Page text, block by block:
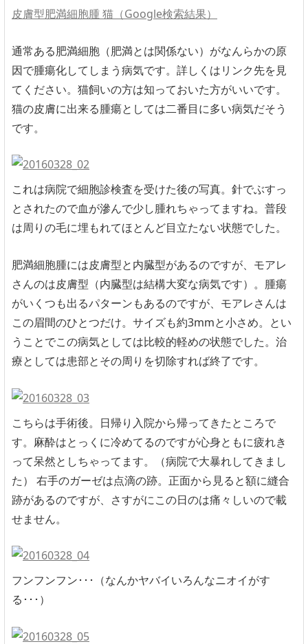
皮膚型肥満細胞腫 猫（Google検索結果）
通常ある肥満細胞（肥満とは関係ない）がなんらかの原
因で腫瘍化してしまう病気です。詳しくはリンク先を見
てください。猫飼いの方は知っておいた方がいいです。
猫の皮膚に出来る腫瘍としては二番目に多い病気だそう
です。
これは病院で細胞診検査を受けた後の写真。針でぶすっ
とされたので血が滲んで少し腫れちゃってますね。普段
は周りの毛に埋もれてほとんど目立たない状態でした。
肥満細胞腫には皮膚型と内臓型があるのですが、モアレ
さんのは皮膚型（内臓型は結構大変な病気です）。腫瘍
がいくつも出るパターンもあるのですが、モアレさんは
この眉間のひとつだけ。サイズも約3mmと小さめ。とい
うことでこの病気としては比較的軽めの状態でした。治
療としては患部とその周りを切除すれば終了です。
こちらは手術後。日帰り入院から帰ってきたところで
す。麻酔はとっくに冷めてるのですが心身ともに疲れき
って呆然としちゃってます。（病院で大暴れしてきまし
た） 右手のガーゼは点滴の跡。正面から見ると額に縫合
跡があるのですが、さすがにこの日のは痛々しいので載
せません。
フンフンフン･･･（なんかヤバイいろんなニオイがす
る･･･）